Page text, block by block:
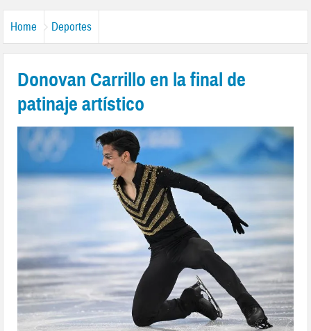
Home Deportes
Donovan Carrillo en la final de
patinaje artístico